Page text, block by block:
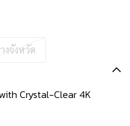
งจังหวัด
Crystal-Clear 4K